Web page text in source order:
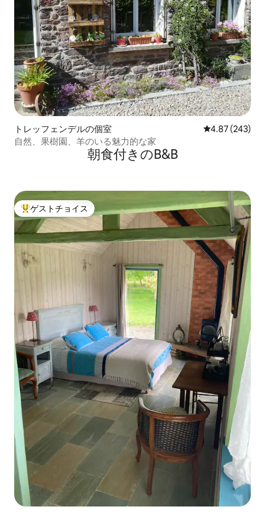
トレッフェンデルの個室 レビュー243
4.87 (243)
自然、果樹園、羊のいる魅力的な家
朝食付きのB&B
大好評のゲストチョイスです。
ゲストチョイス